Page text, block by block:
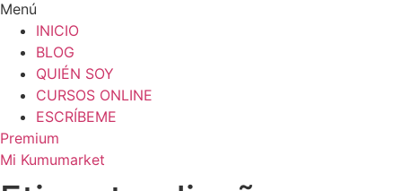
Menú
INICIO
BLOG
QUIÉN SOY
CURSOS ONLINE
ESCRÍBEME
Premium
Mi Kumumarket